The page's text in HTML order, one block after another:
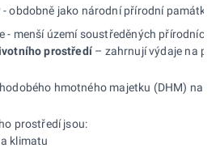
obdobně jako národní přírodní památka,
- menší území soustředěných
prostředí – zahrnují výdaje na
hmotného majetku (DHM) na
prostředí jsou:
klimatu